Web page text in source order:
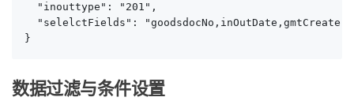
  "inouttype": "201",
"selelctFields":
}
数据过滤与条件设置